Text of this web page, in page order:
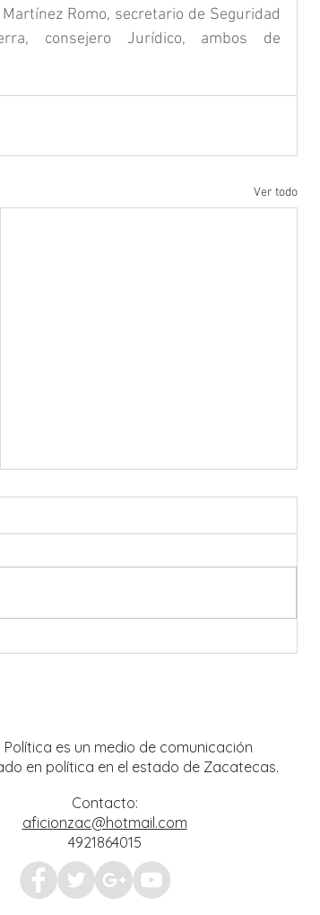
Romo, secretario de Seguridad
consejero Jurídico, ambos de
Ver todo
Política es un medio de comunicación
en política en el estado de Zacatecas.
Contacto:
aficionzac@hotmail.com
4921864015